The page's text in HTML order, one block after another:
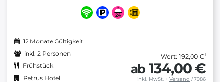
12 Monate Gültigkeit
inkl. 2 Personen
Frühstück
Petrus Hotel
Wert: 192,00 €1
ab 134,00 €
inkl. MwSt. + Versand / 7986